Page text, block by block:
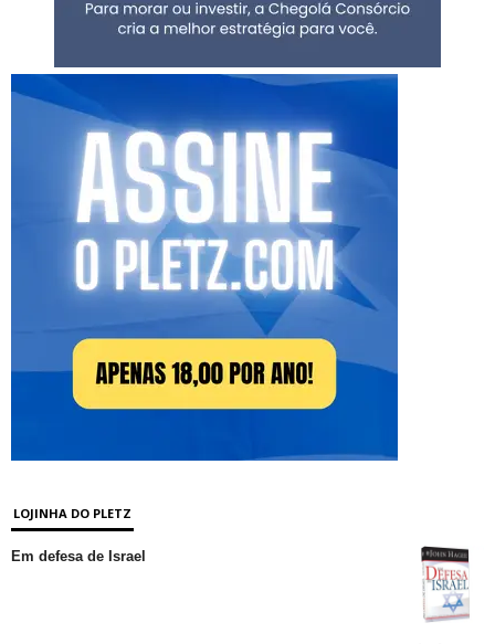
LOJINHA DO PLETZ
Em defesa de Israel